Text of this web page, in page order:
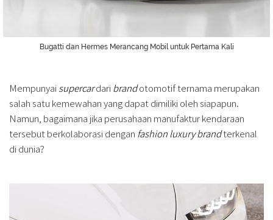
Bugatti dan Hermes Merancang Mobil untuk Pertama Kali
Mempunyai supercardari brandotomotif ternama merupakan
salah satu kemewahan yang dapat dimiliki oleh siapapun.
Namun, bagaimana jika perusahaan manufaktur kendaraan
tersebut berkolaborasi dengan fashion luxury brandterkenal
di dunia?